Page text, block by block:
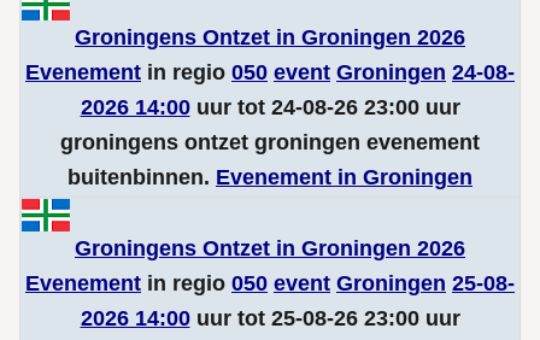
Groningens Ontzet in Groningen 2026
Evenement in regio 050 event Groningen 24-08-
2026 14:00uur tot 24-08-26 23:00 uur
groningens ontzet groningen evenement
buitenbinnen. Evenement in Groningen
Groningens Ontzet in Groningen 2026
Evenement in regio 050 event Groningen 25-08-
2026 14:00uur tot 25-08-26 23:00 uur